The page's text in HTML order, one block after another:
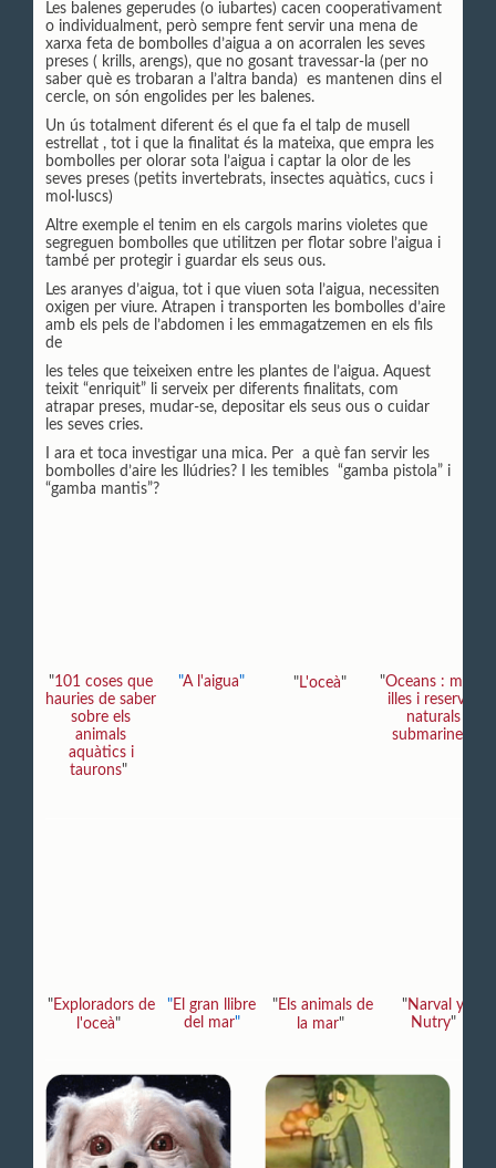
Les balenes geperudes (o iubartes) cacen cooperativament
o individualment, però sempre fent servir una mena de
xarxa feta de bombolles d’aigua a on acorralen les seves
preses ( krills, arengs), que no gosant travessar-la (per no
saber què es trobaran a l’altra banda) es mantenen dins el
cercle, on són engolides per les balenes.
Un ús totalment diferent és el que fa el talp de musell
estrellat , tot i que la finalitat és la mateixa, que empra les
bombolles per olorar sota l’aigua i captar la olor de les
seves preses (petits invertebrats, insectes aquàtics, cucs i
mol·luscs)
Altre exemple el tenim en els cargols marins violetes que
segreguen bombolles que utilitzen per flotar sobre l’aigua i
també per protegir i guardar els seus ous.
Les aranyes d’aigua, tot i que viuen sota l’aigua, necessiten
oxigen per viure. Atrapen i transporten les bombolles d’aire
amb els pels de l’abdomen i les emmagatzemen en els fils
de
les teles que teixeixen entre les plantes de l’aigua. Aquest
teixit “enriquit” li serveix per diferents finalitats, com
atrapar preses, mudar-se, depositar els seus ous o cuidar
les seves cries.
I ara et toca investigar una mica. Per a què fan servir les
bombolles d’aire les llúdries? I les temibles “gamba pistola” i
“gamba mantis”?
"101 coses que
hauries de saber
sobre els
animals
aquàtics i
taurons"
"A l'aigua" "L'oceà" "Oceans : mars,
illes i reserves
naturals
submarines
"Exploradors de
l'oceà"
"El gran llibre
del mar"
"Els animals de
la mar"
"Narval y
Nutry"